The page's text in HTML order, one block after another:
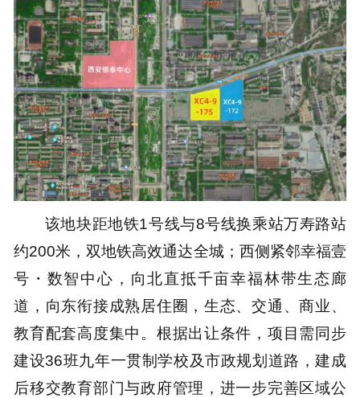
该地块距地铁1号线与8号线换乘站万寿路站
约200米，双地铁高效通达全城；西侧紧邻幸福壹
号・数智中心，向北直抵千亩幸福林带生态廊
道，向东衔接成熟居住圈，生态、交通、商业、
教育配套高度集中。根据出让条件，项目需同步
建设36班九年一贯制学校及市政规划道路，建成
后移交教育部门与政府管理，进一步完善区域公